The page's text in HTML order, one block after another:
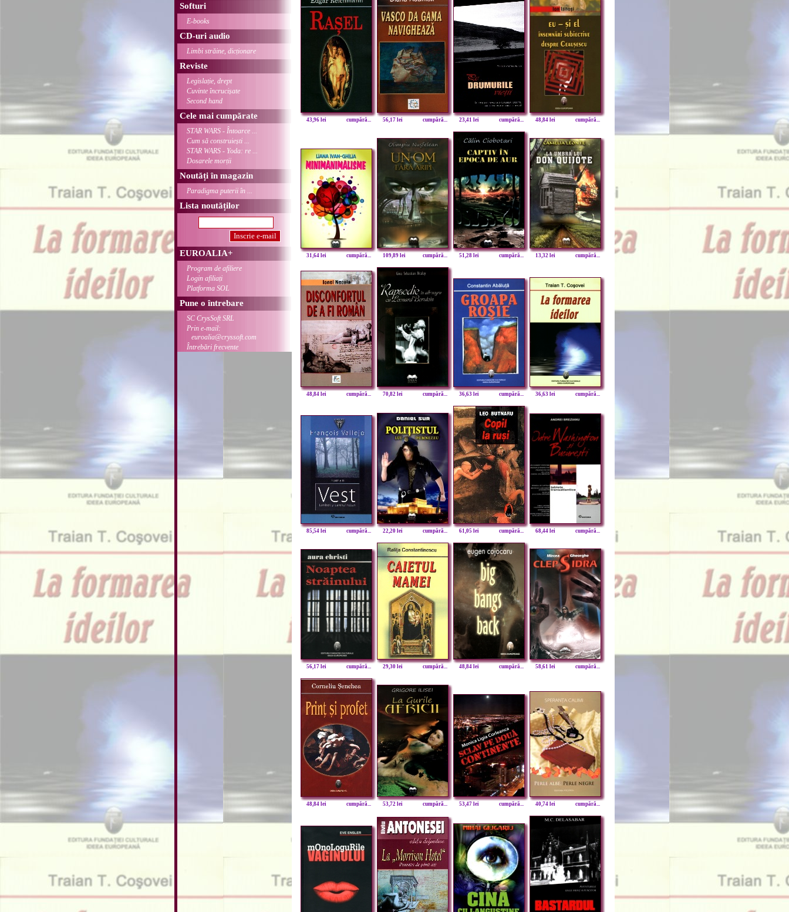
Softuri
E-books
CD-uri audio
Limbi străine, dicționare
Reviste
Legislație, drept
Cuvinte încrucișate
Second hand
Cele mai cumpărate
STAR WARS - Întoarce ...
Cum să construiești ...
STAR WARS - Yoda: re ...
Dosarele morții
Noutăți în magazin
Paradigma puterii în ...
Lista noutăților
EUROALIA+
Program de afiliere
Login afiliați
Platforma SOL
Pune o întrebare
SC CrysSoft SRL
Prin e-mail:
euroalia@cryssoft.com
Întrebări frecvente
43,96 lei cumpără... 56,17 lei cumpără... 23,41 lei cumpără... 48,84 lei cumpără...
31,64 lei cumpără... 109,89 lei cumpără... 51,28 lei cumpără... 13,32 lei cumpără...
48,84 lei cumpără... 70,82 lei cumpără... 36,63 lei cumpără... 36,63 lei cumpără...
85,54 lei cumpără... 22,20 lei cumpără... 61,05 lei cumpără... 68,44 lei cumpără...
56,17 lei cumpără... 29,30 lei cumpără... 48,84 lei cumpără... 58,61 lei cumpără...
48,84 lei cumpără... 53,72 lei cumpără... 53,47 lei cumpără... 40,74 lei cumpără...